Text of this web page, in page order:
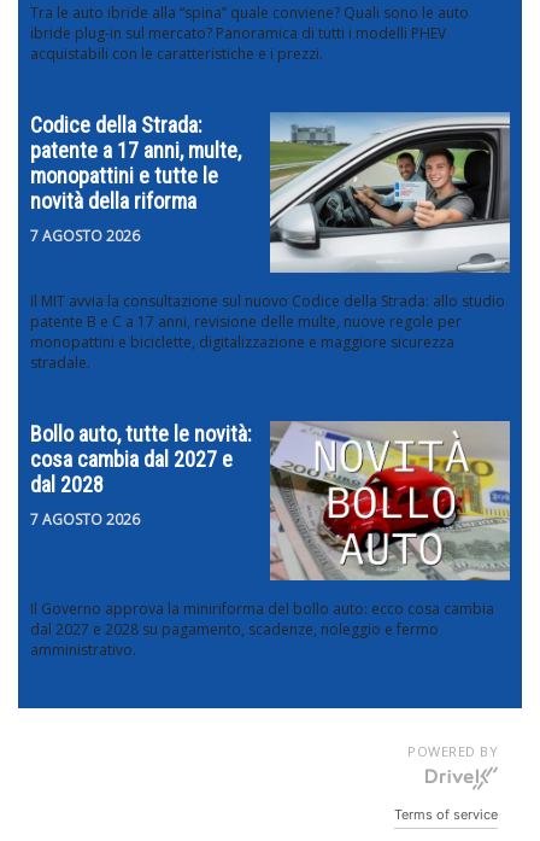
Tra le auto ibride alla “spina” quale conviene? Quali sono le auto
ibride plug-in sul mercato? Panoramica di tutti i modelli PHEV
acquistabili con le caratteristiche e i prezzi.
Codice della Strada:
patente a 17 anni, multe,
monopattini e tutte le
novità della riforma
7 AGOSTO 2026
Il MIT avvia la consultazione sul nuovo Codice della Strada: allo studio
patente B e C a 17 anni, revisione delle multe, nuove regole per
monopattini e biciclette, digitalizzazione e maggiore sicurezza
stradale.
Bollo auto, tutte le novità:
cosa cambia dal 2027 e
dal 2028
7 AGOSTO 2026
Il Governo approva la miniriforma del bollo auto: ecco cosa cambia
dal 2027 e 2028 su pagamento, scadenze, noleggio e fermo
amministrativo.
POWERED BY
Terms of service